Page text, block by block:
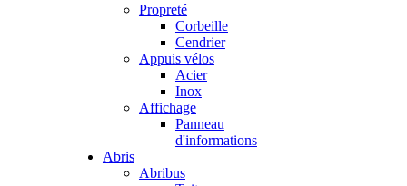
Propreté
Corbeille
Cendrier
Appuis vélos
Acier
Inox
Affichage
Panneau
d'informations
Abris
Abribus